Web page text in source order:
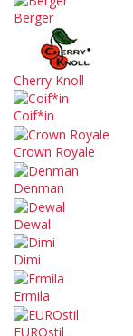
Berger
Cherry Knoll
Coif*in
Crown Royale
Denman
Dewal
Dimi
Ermila
EUROstil